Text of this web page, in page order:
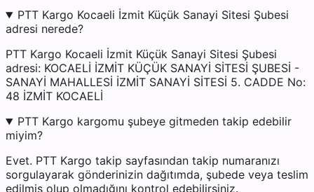
PTT Kargo Kocaeli İzmit Küçük Sanayi Sitesi Şubesi
adresi nerede?
PTT Kargo Kocaeli İzmit Küçük Sanayi Sitesi Şubesi
adresi: KOCAELİ İZMİT KÜÇÜK SANAYİ SİTESİ ŞUBESİ -
SANAYİ MAHALLESİ İZMİT SANAYİ SİTESİ 5. CADDE No:
48 İZMİT KOCAELİ
PTT Kargo kargomu şubeye gitmeden takip edebilir
miyim?
Evet. PTT Kargo takip sayfasından takip numaranızı
sorgulayarak gönderinizin dağıtımda, şubede veya teslim
edilmiş olup olmadığını kontrol edebilirsiniz.